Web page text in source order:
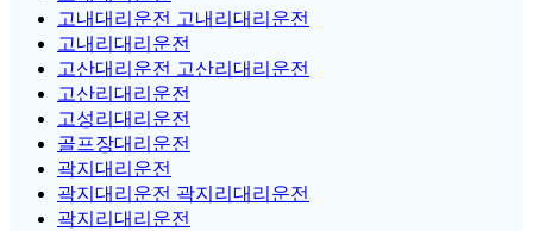
고내대리운전 고내리대리운전
고내리대리운전
고산대리운전 고산리대리운전
고산리대리운전
고성리대리운전
골프장대리운전
곽지대리운전
곽지대리운전 곽지리대리운전
곽지리대리운전